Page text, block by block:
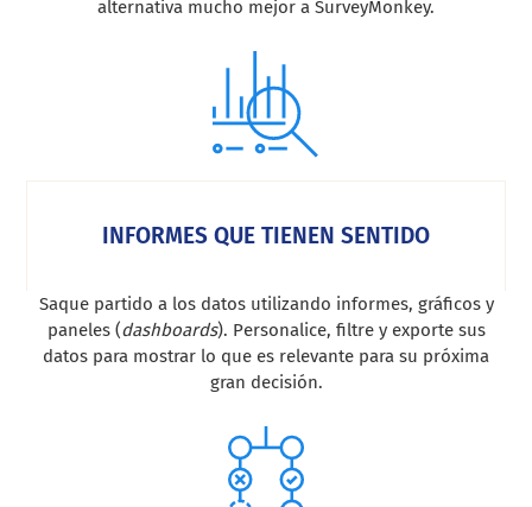
alternativa mucho mejor a SurveyMonkey.
INFORMES QUE TIENEN SENTIDO
Saque partido a los datos utilizando informes, gráficos y
paneles (dashboards). Personalice, filtre y exporte sus
datos para mostrar lo que es relevante para su próxima
gran decisión.